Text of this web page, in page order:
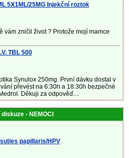
5X1ML/25MG Injekční roztok
vám zničil život ? Protože mojí mamce
TBL 500
Synulox 250mg. První dávku dostal v
převést na 6:30h a 18:30h bezpečné
Děkuji za odpověď....
- NEMOCI
papillaris/HPV